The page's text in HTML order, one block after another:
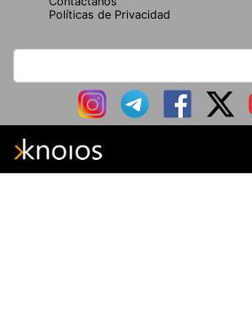
Políticas de Privacidad